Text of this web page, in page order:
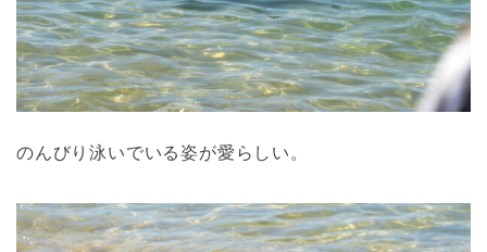
のんびり泳いでいる姿が愛らしい。